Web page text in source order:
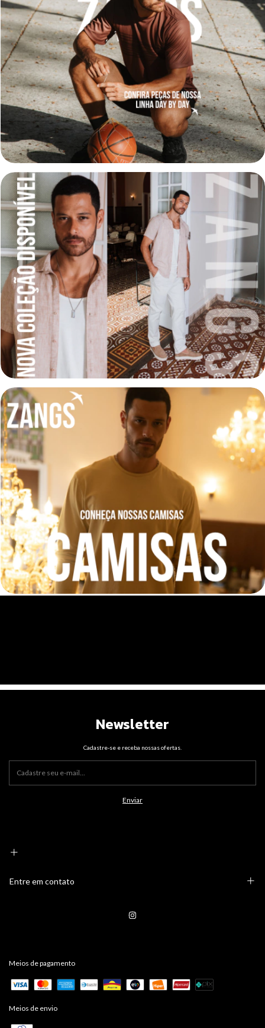
Newsletter
Cadastre-se e receba nossas ofertas.
Entre em contato
Meios de pagamento
Meios de envio